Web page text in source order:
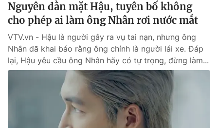
Nguyên dằn mặt Hậu, tuyên bố không
cho phép ai làm ông Nhân rơi nước mắt
VTV.vn - Hậu là người gây ra vụ tai nạn, nhưng ông
Nhân đã khai báo rằng ông chính là người lái xe. Đáp
lại, Hậu yêu cầu ông Nhân hãy có tự trọng, đừng làm...